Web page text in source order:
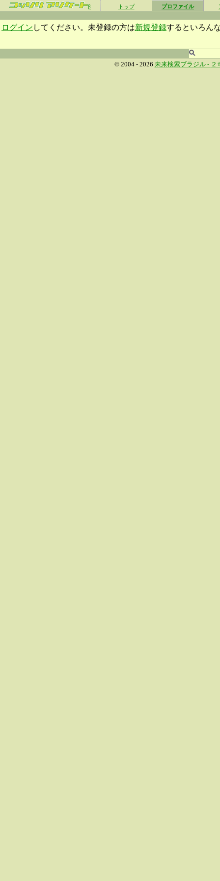
β トップ プロファイル
ログイン してください。未登録の方は新規登録するといろん
© 2004 - 2026 未来検索ブラジル - ２